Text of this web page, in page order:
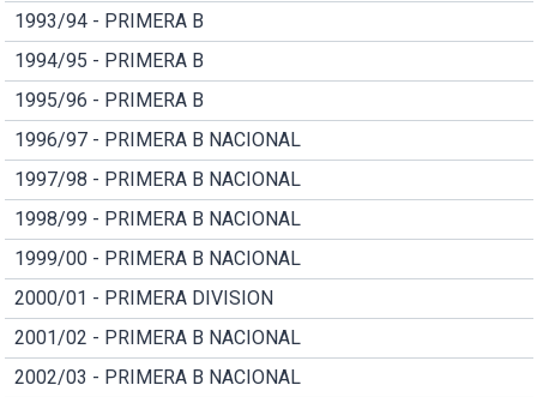
1993/94 - PRIMERA B
1994/95 - PRIMERA B
1995/96 - PRIMERA B
1996/97 - PRIMERA B NACIONAL
1997/98 - PRIMERA B NACIONAL
1998/99 - PRIMERA B NACIONAL
1999/00 - PRIMERA B NACIONAL
2000/01 - PRIMERA DIVISION
2001/02 - PRIMERA B NACIONAL
2002/03 - PRIMERA B NACIONAL